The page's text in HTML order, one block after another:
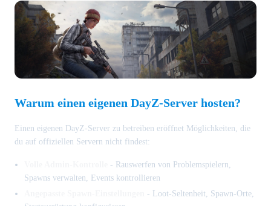
Warum einen eigenen DayZ-Server hosten?
Einen eigenen DayZ-Server zu betreiben eröffnet Möglichkeiten, die
du auf offiziellen Servern nicht findest:
- Rauswerfen von Problemspielern,
Spawns verwalten, Events kontrollieren
- Loot-Seltenheit, Spawn-Orte,